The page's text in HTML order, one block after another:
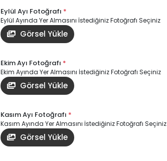
Eylül Ayı Fotoğrafı *
Eylül Ayında Yer Almasını İstediğiniz Fotoğrafı Seçiniz
Görsel Yükle
Ekim Ayı Fotoğrafı *
Ekim Ayında Yer Almasını İstediğiniz Fotoğrafı Seçiniz
Görsel Yükle
Kasım Ayı Fotoğrafı *
Kasım Ayında Yer Almasını İstediğiniz Fotoğrafı Seçiniz
Görsel Yükle